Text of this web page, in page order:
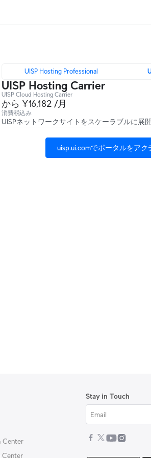
UISP Hosting Carrier
UISP Cloud Hosting Carrier
から ¥16,182 /月
消費税込み
UISP Hosting Professional
UISPネットワークサイトをスケーラブルに展
uisp.ui.comでポータルをアク
Center
Center
Stay in Touch